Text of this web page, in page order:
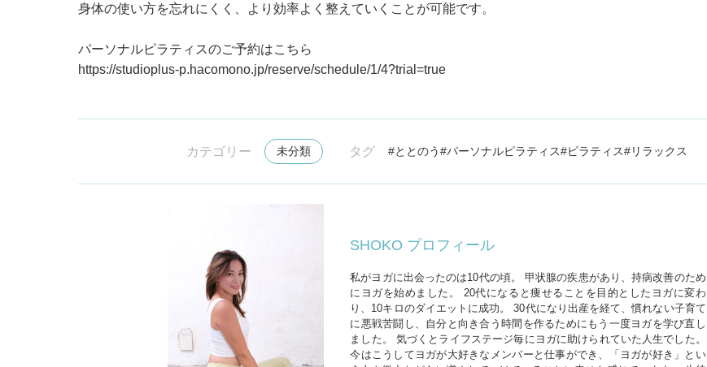
身体の使い方を忘れにくく、より効率よく整えていくことが可能です。
パーソナルピラティスのご予約はこちら
https://studioplus-p.hacomono.jp/reserve/schedule/1/4?trial=true
カテゴリー 未分類 タグ ととのう パーソナルピラティス ピラティス リラックス
SHOKO プロフィール
私がヨガに出会ったのは10代の頃。 甲状腺の疾患があり、持病改善のため
にヨガを始めました。 20代になると痩せることを目的としたヨガに変わ
り、10キロのダイエットに成功。 30代になり出産を経て、慣れない子育て
に悪戦苦闘し、自分と向き合う時間を作るためにもう一度ヨガを学び直し
ました。 気づくとライフステージ毎にヨガに助けられていた人生でした。
今はこうしてヨガが大好きなメンバーと仕事ができ、「ヨガが好き」とい